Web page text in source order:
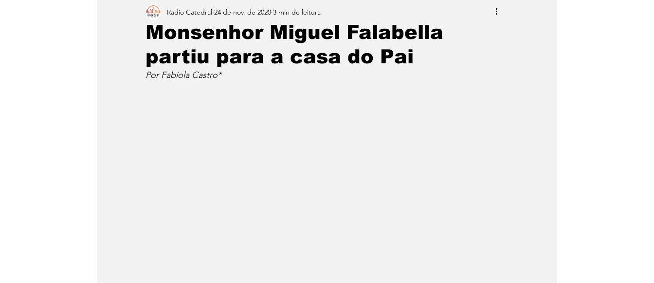
ESPORTE
Monsenhor Miguel Falabella
partiu para a casa do Pai
Radio Catedral 24 de nov. de 2020 3 min de leitura
Por Fabíola Castro*